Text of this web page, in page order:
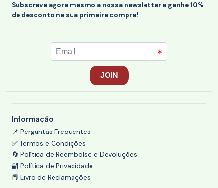
Subscreva agora mesmo a nossa newsletter e ganhe 10%
de desconto na sua primeira compra!
Informação
📌 Perguntas Frequentes
✅ Termos e Condições
🔄 Política de Reembolso e Devoluções
🔐 Política de Privacidade
📕 Livro de Reclamações